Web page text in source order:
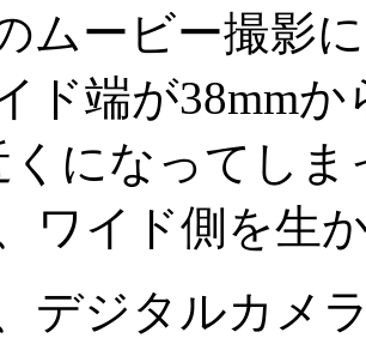
ムービー撮影
ド端が38mm
くになってし
ワイド側を生
デジタルカメ